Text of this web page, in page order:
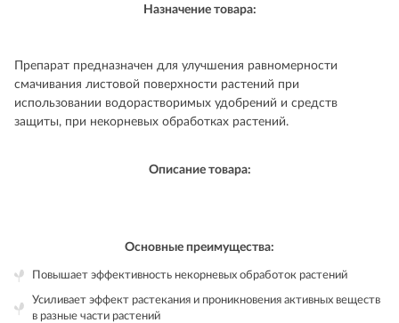
Назначение товара:
Препарат предназначен для улучшения равномерности
смачивания листовой поверхности растений при
использовании водорастворимых удобрений и средств
защиты, при некорневых обработках растений.
Описание товара:
Основные преимущества:
Повышает эффективность некорневых обработок растений
Усиливает эффект растекания и проникновения активных веществ
в разные части растений